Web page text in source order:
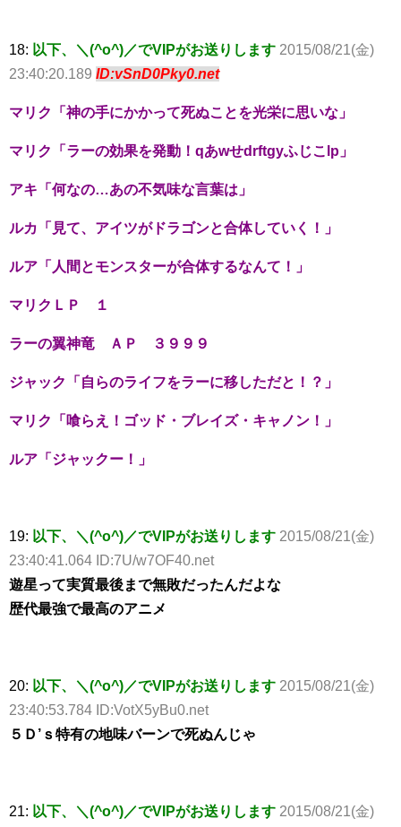
18: 以下、＼(^o^)／でVIPがお送りします 2015/08/21(金)
23:40:20.189 ID:vSnD0Pky0.net
マリク「神の手にかかって死ぬことを光栄に思いな」
マリク「ラーの効果を発動！qあwせdrftgyふじこlp」
アキ「何なの…あの不気味な言葉は」
ルカ「見て、アイツがドラゴンと合体していく！」
ルア「人間とモンスターが合体するなんて！」
マリクＬＰ １
ラーの翼神竜 ＡＰ ３９９９
ジャック「自らのライフをラーに移しただと！？」
マリク「喰らえ！ゴッド・ブレイズ・キャノン！」
ルア「ジャックー！」
19: 以下、＼(^o^)／でVIPがお送りします 2015/08/21(金)
23:40:41.064 ID:7U/w7OF40.net
遊星って実質最後まで無敗だったんだよな
歴代最強で最高のアニメ
20: 以下、＼(^o^)／でVIPがお送りします 2015/08/21(金)
23:40:53.784 ID:VotX5yBu0.net
５Ｄ’ｓ特有の地味バーンで死ぬんじゃ
21: 以下、＼(^o^)／でVIPがお送りします 2015/08/21(金)